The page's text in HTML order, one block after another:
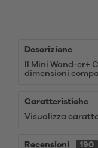
Descrizione
Il Mini Wand-er+
dimensioni
Caratteristiche
Visualizza
Recensioni
190